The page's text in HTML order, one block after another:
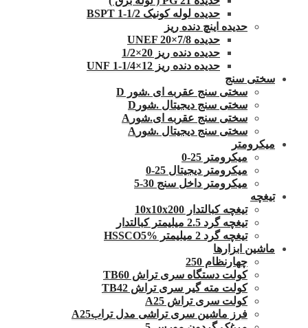
حدیده لوله کونیک 1/2-1 BSPT
حدیده اینچ دنده ریز
حدیده UNEF 20×7/8
حدیده دنده ریز 20×1/2
حدیده دنده ریز 12×1/4-1 UNF
سختی سنج
سختی سنج عقربه ای .شور D
سختی سنج دیجیتال .شورD
سختی سنج عقربه ای.شورA
سختی سنج دیجیتال .شورA
میکرومتر
میکرومتر 25-0
میکرومتر دیجیتال 25-0
میکرومتر داخل سنج 30-5
تیغچه
تیغچه کبالتدار 10x10x200
تیغچه گرد 2.5 میلیمتر کبالتدار
تیغچه گرد 2 میلیمتر HSSCO5%
ماشین ابزارها
چهارنظام 250
کولت دستگاه سری تراش TB60
کولت مته گیر سری تراش TB42
کولت سری تراش A25
فرز ماشین سری تراشی مدل ترابA25